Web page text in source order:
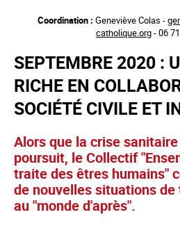
principal
Coordination : Geneviève Colas -
catholique.org- 06
SEPTEMBRE 2020 :
RICHE EN
SOCIÉTÉ CIVILE ET
Alors que la crise
poursuit, le Collectif
traite des êtres humains"
de nouvelles situations
au "monde d'après".